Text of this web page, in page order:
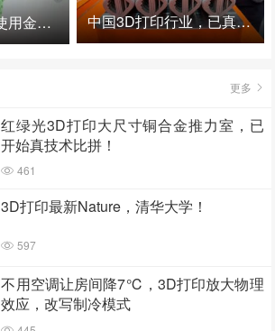
关于苹果大规模使用金属3D打印的思考 中国3D打印行业，已真正进入爆发时代！
更多
红绿光3D打印大尺寸铜合金推力室，已
开始真技术比拼！
461
3D打印最新Nature，清华大学！
597
不用空调让房间降7℃，3D打印放大物理
效应，改写制冷模式